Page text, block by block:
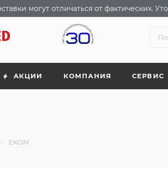
могут отличаться от
АКЦИИ КОМПАНИЯ СЕРВИС
EKOM